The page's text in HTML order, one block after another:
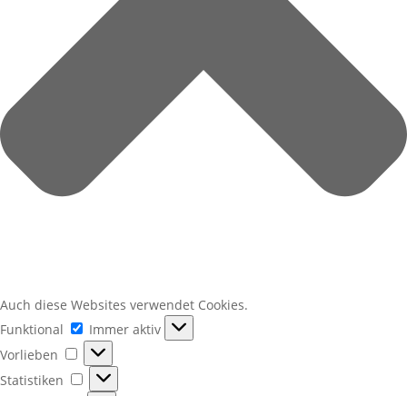
Auch diese Websites verwendet Cookies.
Funktional
Funktional
Immer aktiv
Vorlieben
Vorlieben
Statistiken
Statistiken